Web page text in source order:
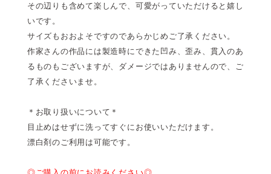
その辺りも含めて楽しんで、可愛がっていただけると嬉し
いです。
サイズもおおよそですのであらかじめご了承ください。
作家さんの作品には製造時にできた凹み、歪み、貫入のあ
るものもございますが、ダメージではありませんので、ご
了承くださいませ。
＊お取り扱いについて＊
目止めはせずに洗ってすぐにお使いいただけます。
漂白剤のご利用は可能です。